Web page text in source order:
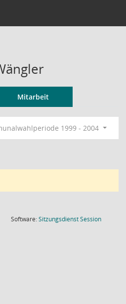
Mitarbeit
1999 - 2004
Software:SitzungsdienstSession(Wird in